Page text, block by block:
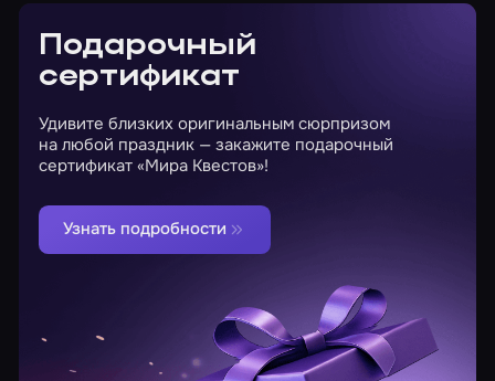
Подарочный
сертификат
Удивите близких оригинальным сюрпризом
на любой праздник — закажите подарочный
сертификат «Мира Квестов»!
Узнать подробности